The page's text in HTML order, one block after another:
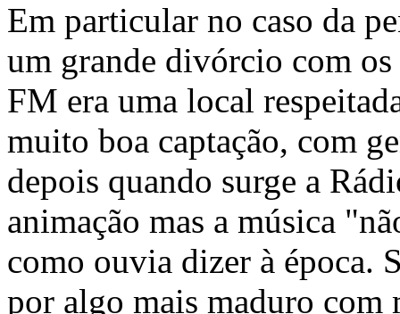
Em particular no caso da
um grande divórcio com
FM era uma local
muito boa captação, com
depois quando surge a
animação mas a música
como ouvia dizer à época.
por algo mais maduro com